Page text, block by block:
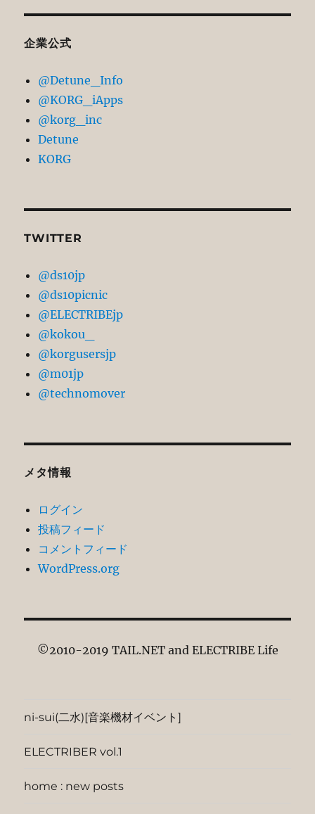
ア
カ
イ
ブ
企業公式
@Detune_Info
@KORG_iApps
@korg_inc
Detune
KORG
TWITTER
@ds10jp
@ds10picnic
@ELECTRIBEjp
@kokou_
@korgusersjp
@m01jp
@technomover
メタ情報
ログイン
投稿フィード
コメントフィード
WordPress.org
©2010-2019 TAIL.NET and ELECTRIBE Life
ni-sui(二水)[音楽機材イベント]
ELECTRIBER vol.1
home : new posts